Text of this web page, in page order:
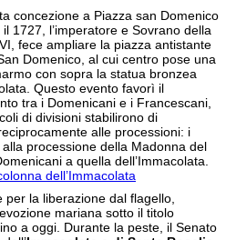
1727, l’imperatore e Sovrano della
fece ampliare la piazza antistante
Domenico, al cui centro pose una
con sopra la statua bronzea
Questo evento favorì il
tra i Domenicani e i Francescani,
di divisioni stabilirono di
alle processioni: i
processione della Madonna del
a quella dell’Immacolata.
dell’Immacolata
la liberazione dal flagello,
mariana sotto il titolo
a oggi. Durante la peste, il Senato